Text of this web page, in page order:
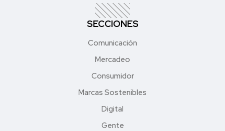
SECCIONES
Comunicación
Mercadeo
Consumidor
Marcas Sostenibles
Digital
Gente